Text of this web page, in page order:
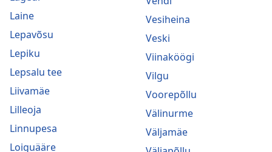
Laine
Lepavõsu
Lepiku
Lepsalu tee
Liivamäe
Lilleoja
Linnupesa
Loiguääre
Vesiheina
Veski
Viinaköögi
Vilgu
Voorepõllu
Välinurme
Väljamäe